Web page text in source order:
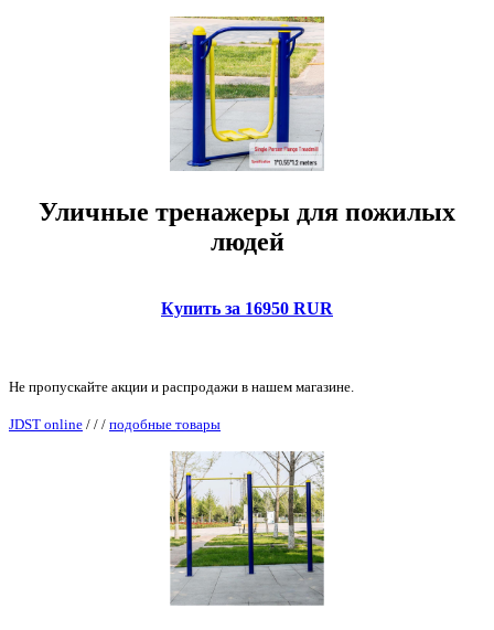
Уличные тренажеры для пожилых
людей
Купить за 16950 RUR
Не пропускайте акции и распродажи в нашем магазине.
JDST online / / / подобные товары